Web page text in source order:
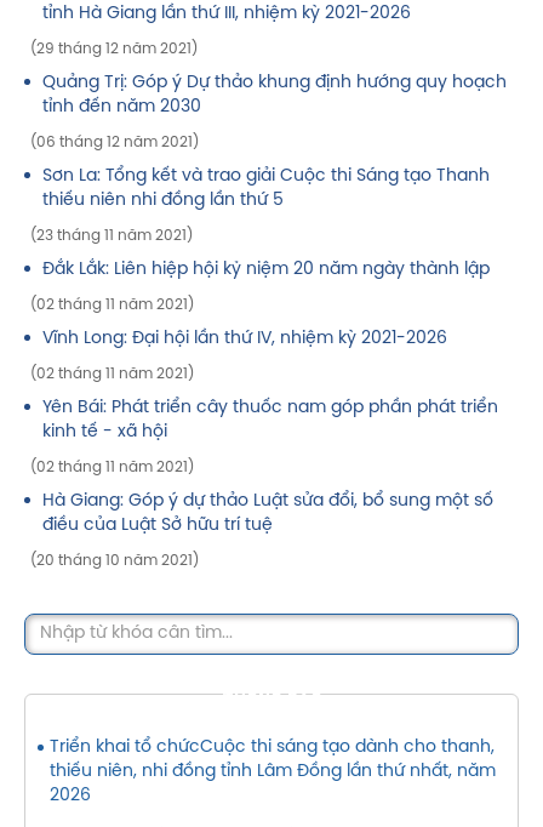
tỉnh Hà Giang lần thứ III, nhiệm kỳ 2021-2026
(29 tháng 12 năm 2021)
Quảng Trị: Góp ý Dự thảo khung định hướng quy hoạch
tỉnh đến năm 2030
(06 tháng 12 năm 2021)
Sơn La: Tổng kết và trao giải Cuộc thi Sáng tạo Thanh
thiếu niên nhi đồng lần thứ 5
(23 tháng 11 năm 2021)
Đắk Lắk: Liên hiệp hội kỷ niệm 20 năm ngày thành lập
(02 tháng 11 năm 2021)
Vĩnh Long: Đại hội lần thứ IV, nhiệm kỳ 2021-2026
(02 tháng 11 năm 2021)
Yên Bái: Phát triển cây thuốc nam góp phần phát triển
kinh tế - xã hội
(02 tháng 11 năm 2021)
Hà Giang: Góp ý dự thảo Luật sửa đổi, bổ sung một số
điều của Luật Sở hữu trí tuệ
(20 tháng 10 năm 2021)
THÔNG BÁO
Triển khai tổ chứcCuộc thi sáng tạo dành cho thanh,
thiếu niên, nhi đồng tỉnh Lâm Đồng lần thứ nhất, năm
2026